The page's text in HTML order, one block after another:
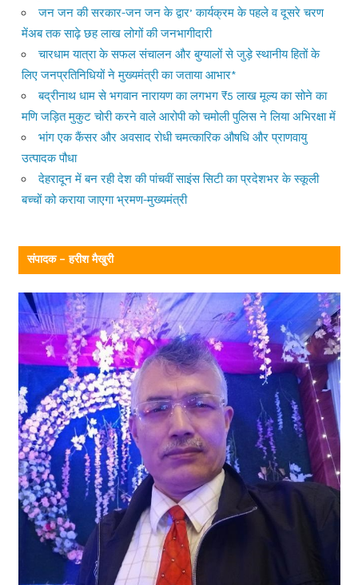
जन जन की सरकार-जन जन के द्वार’ कार्यक्रम के पहले व दूसरे चरण
मेंअब तक साढ़े छह लाख लोगों की जनभागीदारी
चारधाम यात्रा के सफल संचालन और बुग्यालों से जुड़े स्थानीय हितों के
लिए जनप्रतिनिधियों ने मुख्यमंत्री का जताया आभार*
बद्रीनाथ धाम से भगवान नारायण का लगभग ₹5 लाख मूल्य का सोने का
मणि जड़ित मुकुट चोरी करने वाले आरोपी को चमोली पुलिस ने लिया अभिरक्षा में
भांग एक कैंसर और अवसाद रोधी चमत्कारिक औषधि और प्राणवायु
उत्पादक पौधा
देहरादून में बन रही देश की पांचवीं साइंस सिटी का प्रदेशभर के स्कूली
बच्चों को कराया जाएगा भ्रमण-मुख्यमंत्री
संपादक – हरीश मैखुरी